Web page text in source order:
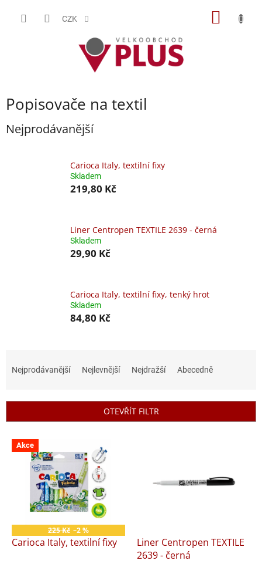
CZK
Popisovače na textil
Nejprodávanější
Carioca Italy, textilní fixy
Skladem
219,80 Kč
Liner Centropen TEXTILE 2639 - černá
Skladem
29,90 Kč
Carioca Italy, textilní fixy, tenký hrot
Skladem
84,80 Kč
í
ů
Nejprodávanější Nejlevnější Nejdražší Abecedně
OTEVŘÍT FILTR
V
o
Akce
225 Kč –2 %
Carioca Italy, textilní fixy
Liner Centropen TEXTILE
2639 - černá